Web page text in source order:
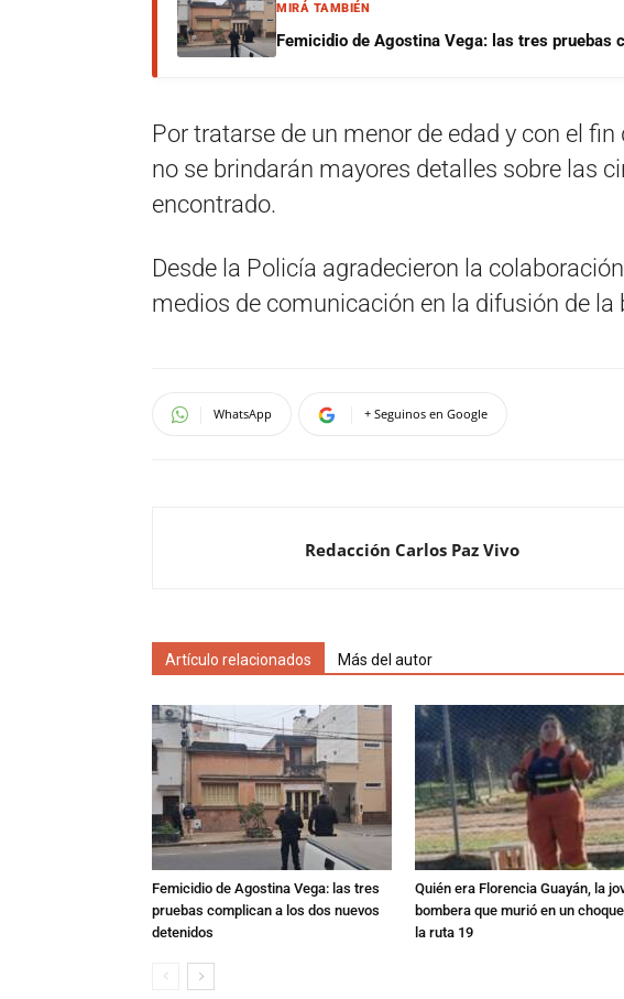
MIRÁ TAMBIÉN
Femicidio de Agostina Vega: las tres pruebas
Por tratarse de un menor de edad y con el
no se brindarán mayores detalles sobre las
encontrado.
Desde la Policía agradecieron la
medios de comunicación en la difusión de la
WhatsApp + Seguinos en Google
Redacción Carlos Paz Vivo
Artículo relacionados Más del autor
Femicidio de Agostina Vega: las tres
pruebas complican a los dos nuevos
detenidos
Quién era Florencia Guayán, la
bombera que murió en un
la ruta 19